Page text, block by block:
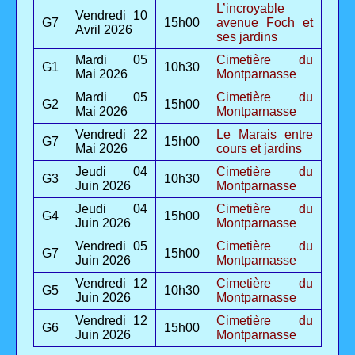
G7
Vendredi 10
Avril 2026
15h00
L’incroyable
avenue Foch et
ses jardins
G1
Mardi 05
Mai 2026
10h30
Cimetière du
Montparnasse
G2
Mardi 05
Mai 2026
15h00
Cimetière du
Montparnasse
G7
Vendredi 22
Mai 2026
15h00
Le Marais entre
cours et jardins
G3
Jeudi 04
Juin 2026
10h30
Cimetière du
Montparnasse
G4
Jeudi 04
Juin 2026
15h00
Cimetière du
Montparnasse
G7
Vendredi 05
Juin 2026
15h00
Cimetière du
Montparnasse
G5
Vendredi 12
Juin 2026
10h30
Cimetière du
Montparnasse
G6
Vendredi 12
Juin 2026
15h00
Cimetière du
Montparnasse